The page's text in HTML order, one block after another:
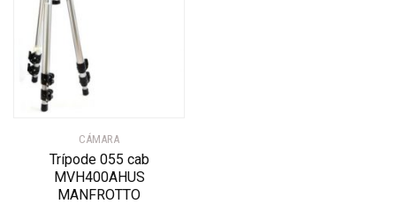
CÁMARA
Trípode 055 cab
MVH400AHUS
MANFROTTO